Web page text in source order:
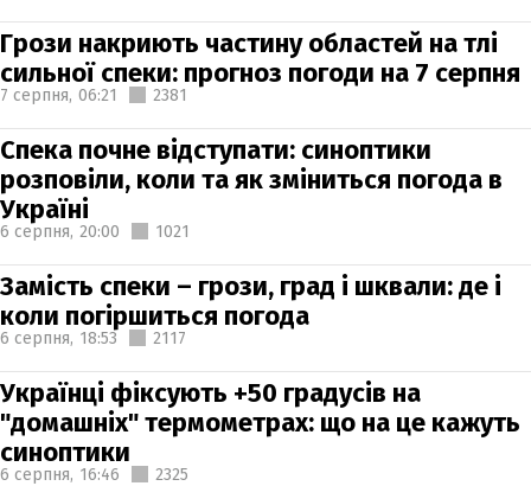
Грози накриють частину областей на тлі
сильної спеки: прогноз погоди на 7 серпня
7 серпня, 06:21 2381
Спека почне відступати: синоптики
розповіли, коли та як зміниться погода в
Україні
6 серпня, 20:00 1021
Замість спеки – грози, град і шквали: де і
коли погіршиться погода
6 серпня, 18:53 2117
Українці фіксують +50 градусів на
"домашніх" термометрах: що на це кажуть
синоптики
6 серпня, 16:46 2325